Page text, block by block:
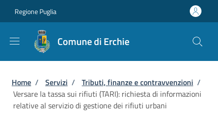
Regione Puglia
Comune di Erchie
Briciole di pane
Home / Servizi / Tributi, finanze e contravvenzioni /
Versare la tassa sui rifiuti (TARI): richiesta di informazioni
relative al servizio di gestione dei rifiuti urbani